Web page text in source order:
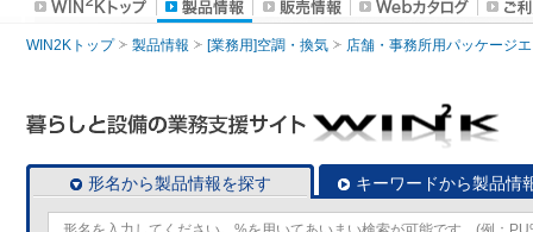
WIN2Kトップ 製品情報 [業務用]空調・換気 店舗・事務所用パッケージ
形名から製品情報を探す キーワードから製品情